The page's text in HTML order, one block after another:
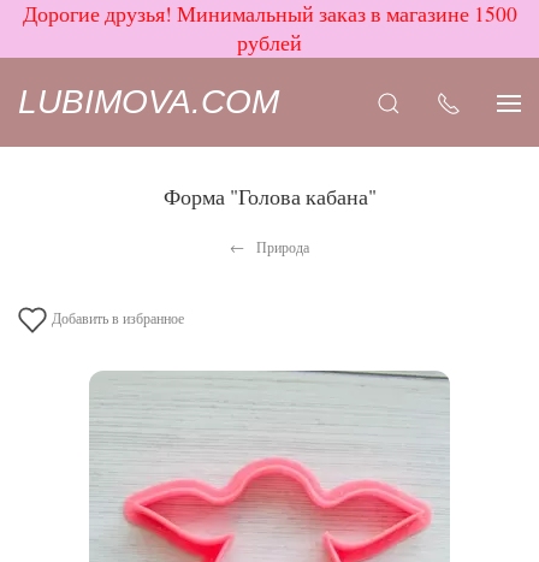
Дорогие друзья! Минимальный заказ в магазине 1500
рублей
LUBIMOVA.COM
Форма "Голова кабана"
Природа
Добавить в избранное